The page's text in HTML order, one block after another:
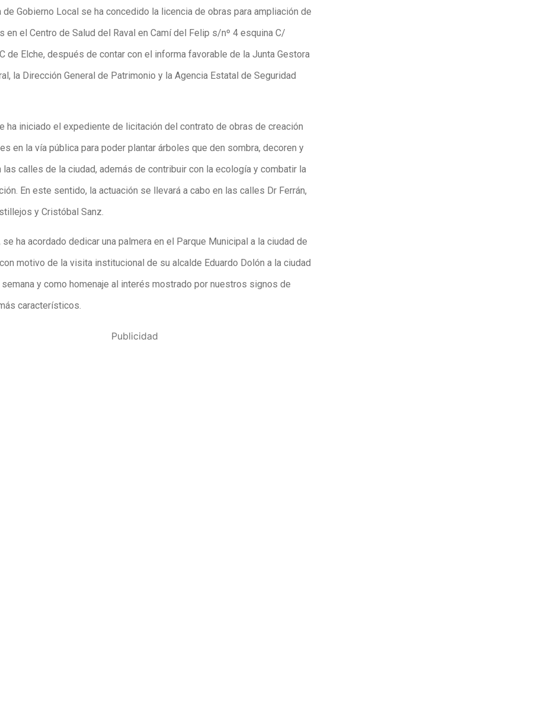
de Gobierno Local se ha concedido la licencia de obras para ampliación de
en el Centro de Salud del Raval en Camí del Felip s/nº 4 esquina C/
de Elche, después de contar con el informa favorable de la Junta Gestora
la Dirección General de Patrimonio y la Agencia Estatal de Seguridad
ha iniciado el expediente de licitación del contrato de obras de creación
en la vía pública para poder plantar árboles que den sombra, decoren y
las calles de la ciudad, además de contribuir con la ecología y combatir la
En este sentido, la actuación se llevará a cabo en las calles Dr Ferrán,
y Cristóbal Sanz.
ha acordado dedicar una palmera en el Parque Municipal a la ciudad de
motivo de la visita institucional de su alcalde Eduardo Dolón a la ciudad
semana y como homenaje al interés mostrado por nuestros signos de
característicos.
Publicidad